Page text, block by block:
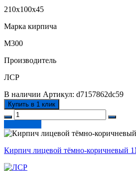
210х100х45
Марка кирпича
М300
Производитель
ЛСР
В наличии Артикул: d7157862dc59
Купить в 1 клик
Кирпич лицевой тёмно-коричневый